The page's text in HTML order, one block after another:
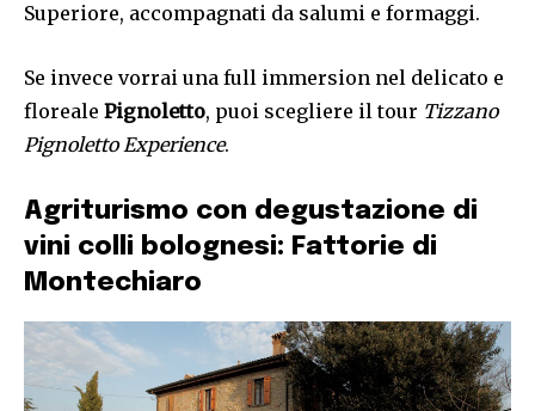
Superiore, accompagnati da salumi e formaggi.
Se invece vorrai una full immersion nel delicato e
floreale Pignoletto, puoi scegliere il tour Tizzano
Pignoletto Experience.
Agriturismo con degustazione di
vini colli bolognesi: Fattorie di
Montechiaro